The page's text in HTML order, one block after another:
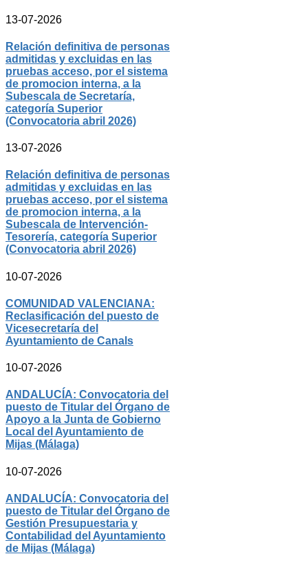
13-07-2026
Relación definitiva de personas
admitidas y excluidas en las
pruebas acceso, por el sistema
de promocion interna, a la
Subescala de Secretaría,
categoría Superior
(Convocatoria abril 2026)
13-07-2026
Relación definitiva de personas
admitidas y excluidas en las
pruebas acceso, por el sistema
de promocion interna, a la
Subescala de Intervención-
Tesorería, categoría Superior
(Convocatoria abril 2026)
10-07-2026
COMUNIDAD VALENCIANA:
Reclasificación del puesto de
Vicesecretaría del
Ayuntamiento de Canals
10-07-2026
ANDALUCÍA: Convocatoria del
puesto de Titular del Órgano de
Apoyo a la Junta de Gobierno
Local del Ayuntamiento de
Mijas (Málaga)
10-07-2026
ANDALUCÍA: Convocatoria del
puesto de Titular del Órgano de
Gestión Presupuestaria y
Contabilidad del Ayuntamiento
de Mijas (Málaga)